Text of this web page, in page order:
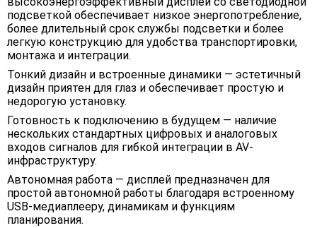
подсветкой обеспечивает низкое энергопотребление,
более длительный срок службы подсветки и более
легкую конструкцию для удобства транспортировки,
монтажа и интеграции.
Тонкий дизайн и встроенные динамики — эстетичный
дизайн приятен для глаз и обеспечивает простую и
недорогую установку.
Готовность к подключению в будущем — наличие
нескольких стандартных цифровых и аналоговых
входов сигналов для гибкой интеграции в AV-
инфраструктуру.
Автономная работа — дисплей предназначен для
простой автономной работы благодаря встроенному
USB-медиаплееру, динамикам и функциям
планирования.